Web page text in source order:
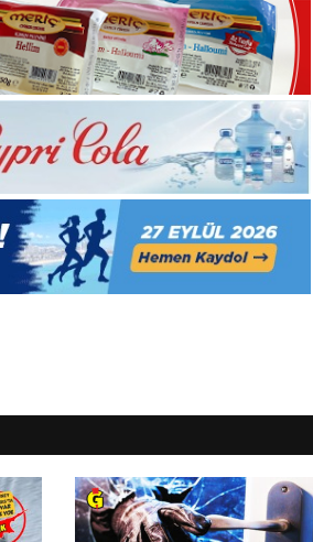
2025,
Gıynık
Medya
manşetleri
1 Aralık 2025
1 Aralık Pazartesi 2025, Gıynık
Medya manşetleri